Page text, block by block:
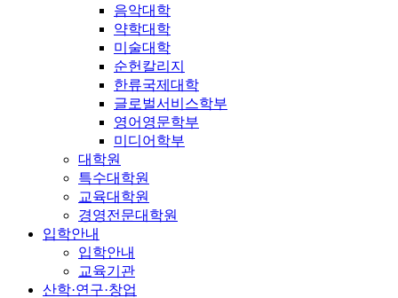
음악대학
약학대학
미술대학
순헌칼리지
한류국제대학
글로벌서비스학부
영어영문학부
미디어학부
대학원
특수대학원
교육대학원
경영전문대학원
입학안내
입학안내
교육기관
산학·연구·창업